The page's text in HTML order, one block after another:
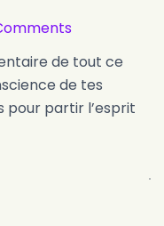
de tout ce
de tes
pour partir l’esprit